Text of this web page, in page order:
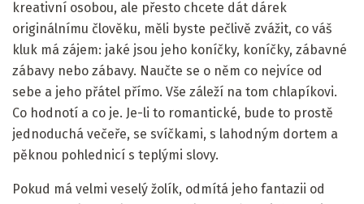
kreativní osobou, ale přesto chcete dát dárek
originálnímu člověku, měli byste pečlivě zvážit, co váš
kluk má zájem: jaké jsou jeho koníčky, koníčky, zábavné
zábavy nebo zábavy. Naučte se o něm co nejvíce od
sebe a jeho přátel přímo. Vše záleží na tom chlapíkovi.
Co hodnotí a co je. Je-li to romantické, bude to prostě
jednoduchá večeře, se svíčkami, s lahodným dortem a
pěknou pohlednicí s teplými slovy.
Pokud má velmi veselý žolík, odmítá jeho fantazii od